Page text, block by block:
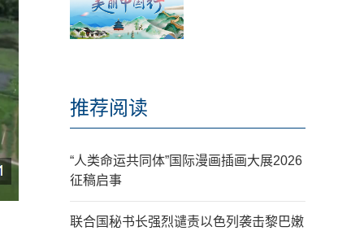
推荐阅读
“人类命运共同体”国际漫画插画大展2026
征稿启事
联合国秘书长强烈谴责以色列袭击黎巴嫩